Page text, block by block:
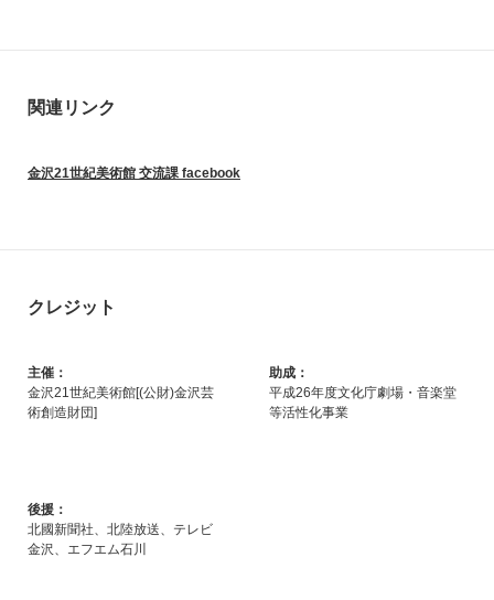
関連リンク
金沢21世紀美術館 交流課 facebook
クレジット
主催：
金沢21世紀美術館[(公財)金沢芸
術創造財団]
助成：
平成26年度文化庁劇場・音楽堂
等活性化事業
後援：
北國新聞社、北陸放送、テレビ
金沢、エフエム石川